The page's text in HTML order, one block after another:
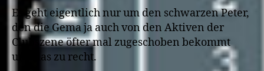
Es geht eigentlich nur um den schwarzen Peter,
den die Gema ja auch von den Aktiven der
Clubszene öfter mal zugeschoben bekommt
und das zu recht.